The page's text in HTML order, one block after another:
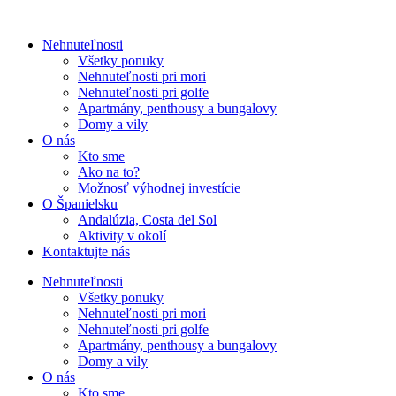
Nehnuteľnosti
Všetky ponuky
Nehnuteľnosti pri mori
Nehnuteľnosti pri golfe
Apartmány, penthousy a bungalovy
Domy a vily
O nás
Kto sme
Ako na to?
Možnosť výhodnej investície
O Španielsku
Andalúzia, Costa del Sol
Aktivity v okolí
Kontaktujte nás
Nehnuteľnosti
Všetky ponuky
Nehnuteľnosti pri mori
Nehnuteľnosti pri golfe
Apartmány, penthousy a bungalovy
Domy a vily
O nás
Kto sme